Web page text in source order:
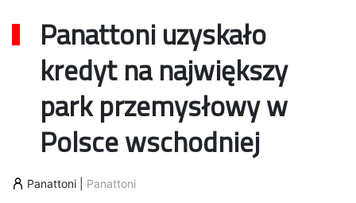
Panattoni uzyskało
kredyt na największy
park przemysłowy w
Polsce wschodniej
Panattoni Panattoni